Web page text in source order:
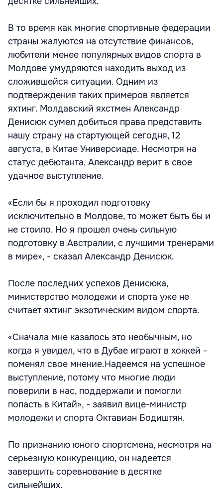
В то время как многие спортивные федерации
страны жалуются на отсутствие финансов,
любители менее популярных видов спорта в
Молдове умудряются находить выход из
сложившейся ситуации. Одним из
подтверждения таких примеров является
яхтинг. Молдавский яхстмен Александр
Денисюк сумел добиться права представить
нашу страну на стартующей сегодня, 12
августа, в Китае Универсиаде. Несмотря на
статус дебютанта, Александр верит в свое
удачное выступление.
«Если бы я проходил подготовку
исключительно в Молдове, то может быть бы и
не стоило. Но я прошел очень сильную
подготовку в Австралии, с лучшими тренерами
в мире», - сказал Александр Денисюк.
После последних успехов Денисюка,
министерство молодежи и спорта уже не
считает яхтинг экзотическим видом спорта.
«Сначала мне казалось это необычным, но
когда я увидел, что в Дубае играют в хоккей -
поменял свое мнение.Надеемся на успешное
выступление, потому что многие люди
поверили в нас, поддержали и помогли
попасть в Китай», - заявил вице-министр
молодежи и спорта Октавиан Бодиштян.
По признанию юного спортсмена, несмотря на
серьезную конкуренцию, он надеется
завершить соревнование в десятке
сильнейших.